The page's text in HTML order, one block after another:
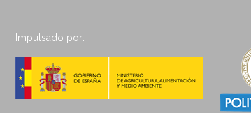
Impulsado por: